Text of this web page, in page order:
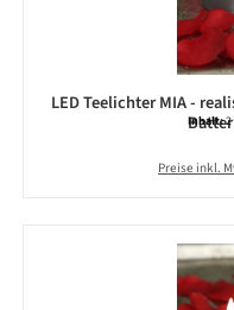
LED Teelichter MIA -
Inhalt:
Preise inkl.